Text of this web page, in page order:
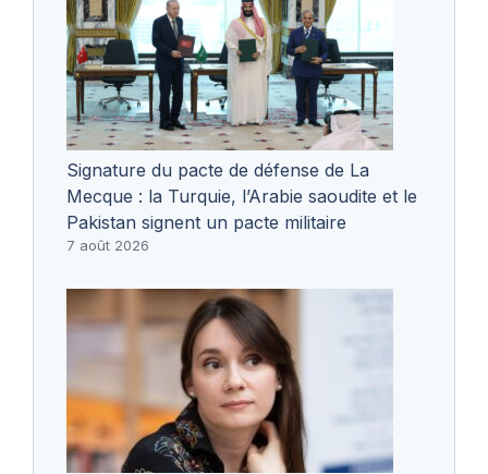
Signature du pacte de défense de La
Mecque : la Turquie, l’Arabie saoudite et le
Pakistan signent un pacte militaire
7 août 2026